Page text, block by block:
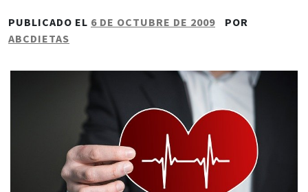
PUBLICADO EL 6 DE OCTUBRE DE 2009
POR
ABCDIETAS